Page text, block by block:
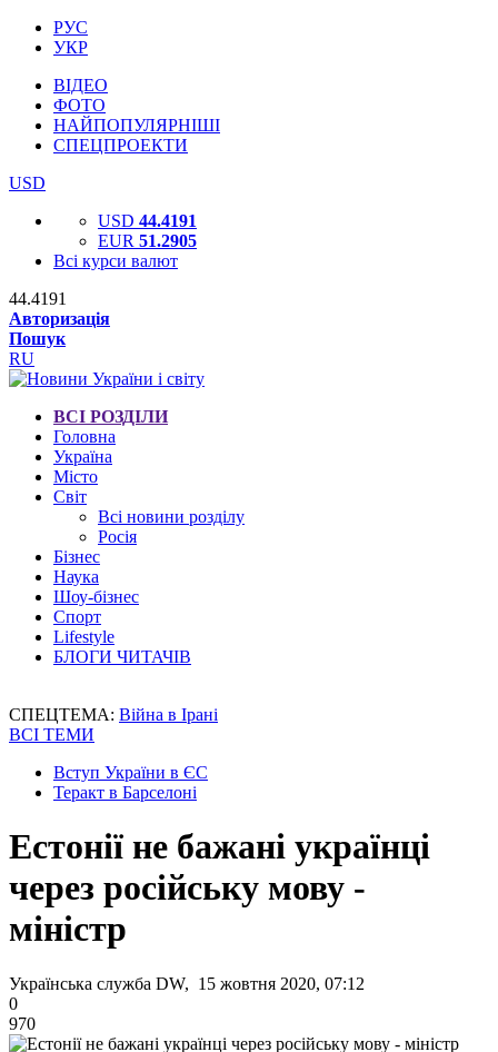
РУС
УКР
ВІДЕО
ФОТО
НАЙПОПУЛЯРНІШІ
СПЕЦПРОЕКТИ
USD
USD 44.4191
EUR 51.2905
Всі курси валют
44.4191
Авторизація
Пошук
RU
ВСІ РОЗДІЛИ
Головна
Україна
Місто
Світ
Всі новини розділу
Росія
Бізнес
Наука
Шоу-бізнес
Спорт
Lifestyle
БЛОГИ ЧИТАЧІВ
СПЕЦТЕМА: Війна в Ірані
ВСІ ТЕМИ
Вступ України в ЄС
Теракт в Барселоні
Естонії не бажані українці
через російську мову -
міністр
Українська служба DW, 15 жовтня 2020, 07:12
0
970